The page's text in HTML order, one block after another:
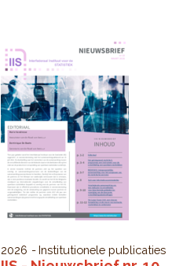
2026 Institutionele publicaties